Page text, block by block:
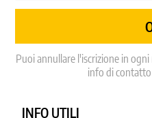
Puoi annullare l'iscrizione in
info di
INFO UTILI